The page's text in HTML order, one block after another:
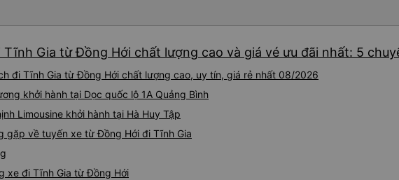
Gia từ Đồng Hới chất lượng cao và giá vé ưu đãi nhất: 5
đi Tĩnh Gia từ Đồng Hới chất lượng cao, uy tín, giá rẻ nhất 08/2026
khởi hành tại Dọc quốc lộ 1A Quảng Bình
Limousine khởi hành tại Hà Huy Tập
gặp về tuyến xe từ Đồng Hới đi Tĩnh Gia
xe đi Tĩnh Gia từ Đồng Hới